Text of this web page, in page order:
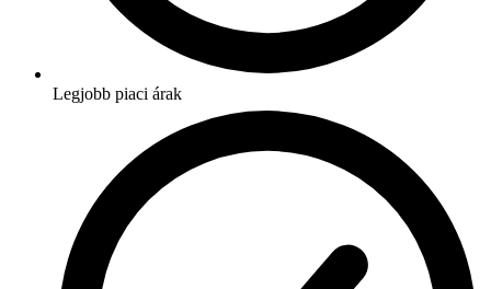
Legjobb piaci árak